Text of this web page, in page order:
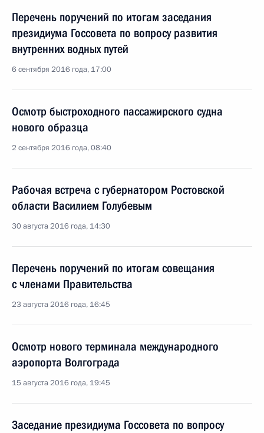
Перечень поручений по итогам заседания
президиума Госсовета по вопросу развития
внутренних водных путей
6 сентября 2016 года, 17:00
Осмотр быстроходного пассажирского судна
нового образца
2 сентября 2016 года, 08:40
Рабочая встреча с губернатором Ростовской
области Василием Голубевым
30 августа 2016 года, 14:30
Перечень поручений по итогам совещания
с членами Правительства
23 августа 2016 года, 16:45
Осмотр нового терминала международного
аэропорта Волгограда
15 августа 2016 года, 19:45
Заседание президиума Госсовета по вопросу